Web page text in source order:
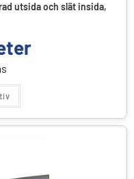
utsida och slät insida,